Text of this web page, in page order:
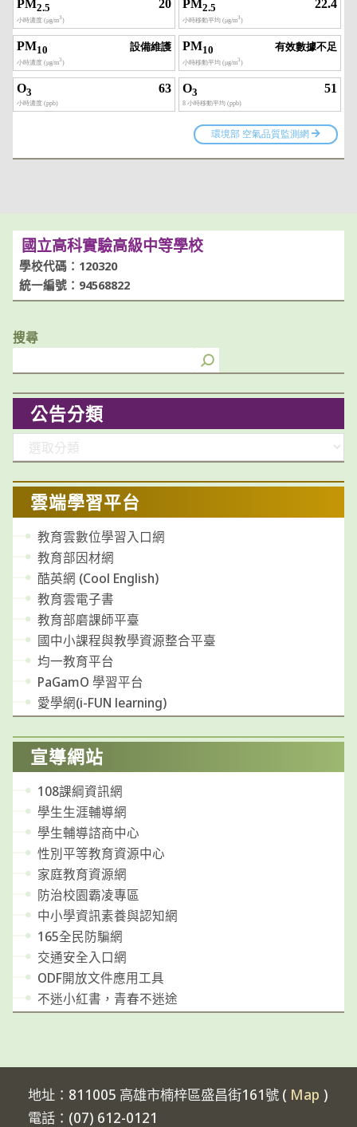
國立高科實驗高級中等學校
學校代碼：120320
統一編號：94568822
搜尋
公告分類
類
雲端學習平台
教育雲數位學習入口網
教育部因材網
酷英網 (Cool English)
教育雲電子書
教育部磨課師平臺
國中小課程與教學資源整合平臺
均一教育平台
PaGamO 學習平台
愛學網(i-FUN learning)
宣導網站
108課綱資訊網
學生生涯輔導網
學生輔導諮商中心
性別平等教育資源中心
家庭教育資源網
防治校園霸凌專區
中小學資訊素養與認知網
165全民防騙網
交通安全入口網
ODF開放文件應用工具
不迷小紅書，青春不迷途
地址：811005 高雄市楠梓區盛昌街161號 ( Map )
電話：(07) 612-0121